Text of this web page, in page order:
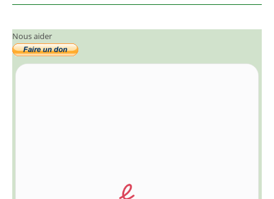
Nous aider